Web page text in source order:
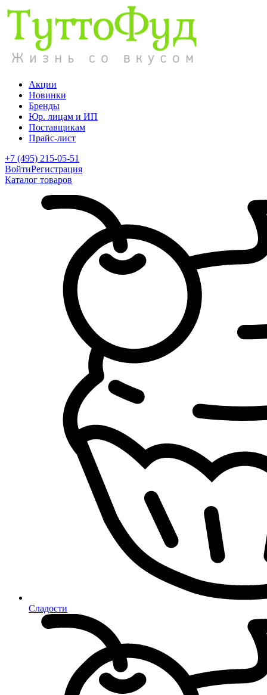
Акции
Новинки
Бренды
Юр. лицам и ИП
Поставщикам
Прайс-лист
+7 (495) 215-05-51
ВойтиРегистрация
Каталог товаров
Сладости